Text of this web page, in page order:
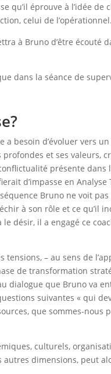
éprouve à l’idée de
celui de l’opérationnel.
à Bruno d’être écouté
dans la séance de
besoin d’évoluer vers
et ses valeurs,
présente dans
d’impasse en Analyse
Bruno ne voit
à son rôle et ce qu’il
désir, il a engagé ce
– au sens de
de transformation
dialogue que Bruno va
suivantes « qui
que sommes-nous
culturels,
autres dimensions, peut